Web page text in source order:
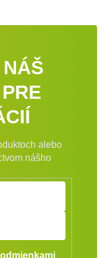
alebo
nášho